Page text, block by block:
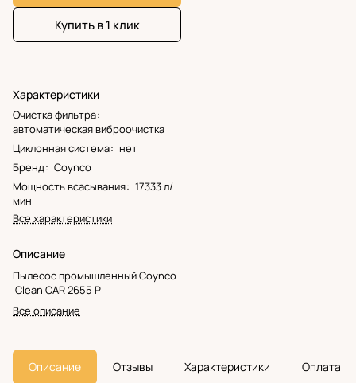
Купить в 1 клик
Характеристики
Очистка фильтра:
автоматическая виброочистка
Циклонная система: нет
Бренд: Coynco
Мощность всасывания: 17333 л/
мин
Все характеристики
Описание
Пылесос промышленный Coynco
iClean CAR 2655 P
Все описание
Описание Отзывы Характеристики Оплата